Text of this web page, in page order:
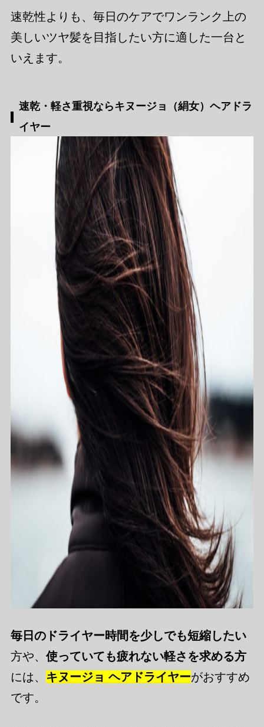
速乾性よりも、毎日のケアでワンランク上の
美しいツヤ髪を目指したい方に適した一台と
いえます。
速乾・軽さ重視ならキヌージョ（絹女）ヘアドラ
イヤー
毎日のドライヤー時間を少しでも短縮したい
方や、 使っていても疲れない軽さを求める方
には、 キヌージョ ヘアドライヤーがおすすめ
です。